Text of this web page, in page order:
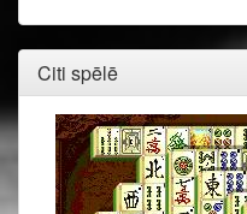
Citi spēlē